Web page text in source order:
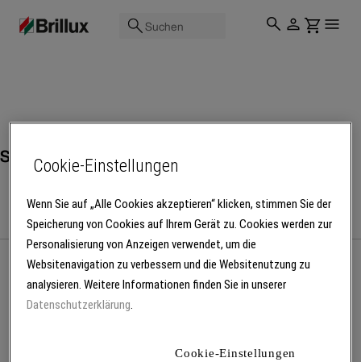
Suchen
Sprühlacke
Mehr Produkte laden
Cookie-Einstellungen
Wenn Sie auf „Alle Cookies akzeptieren“ klicken, stimmen Sie der
Speicherung von Cookies auf Ihrem Gerät zu. Cookies werden zur
Personalisierung von Anzeigen verwendet, um die
Websitenavigation zu verbessern und die Websitenutzung zu
analysieren. Weitere Informationen finden Sie in unserer
Datenschutzerklärung.
Cookie-Einstellungen